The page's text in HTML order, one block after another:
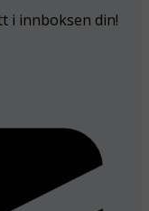
i innboksen din!